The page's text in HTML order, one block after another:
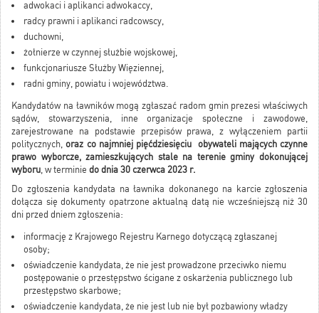
adwokaci i aplikanci adwokaccy,
radcy prawni i aplikanci radcowscy,
duchowni,
żołnierze w czynnej służbie wojskowej,
funkcjonariusze Służby Więziennej,
radni gminy, powiatu i województwa.
Kandydatów na ławników mogą zgłaszać radom gmin prezesi właściwych
sądów, stowarzyszenia, inne organizacje społeczne i zawodowe,
zarejestrowane na podstawie przepisów prawa, z wyłączeniem partii
politycznych,oraz co najmniej pięćdziesięciu obywateli mających czynne
prawo wyborcze, zamieszkujących stale na terenie gminy dokonującej
wyboru, w terminie do dnia 30 czerwca 2023 r.
Do zgłoszenia kandydata na ławnika dokonanego na karcie zgłoszenia
dołącza się dokumenty opatrzone aktualną datą nie wcześniejszą niż 30
dni przed dniem zgłoszenia:
informację z Krajowego Rejestru Karnego dotyczącą zgłaszanej
osoby;
oświadczenie kandydata, że nie jest prowadzone przeciwko niemu
postępowanie o przestępstwo ścigane z oskarżenia publicznego lub
przestępstwo skarbowe;
oświadczenie kandydata, że nie jest lub nie był pozbawiony władzy